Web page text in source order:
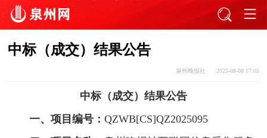
中标（成交）结果公告
泉州晚报社 2025-08-08 17:05
中标（成交）结果公告
一、项目编号： QZWB[CS]QZ2025095